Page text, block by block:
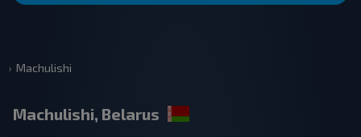
Machulishi
Machulishi, Belarus